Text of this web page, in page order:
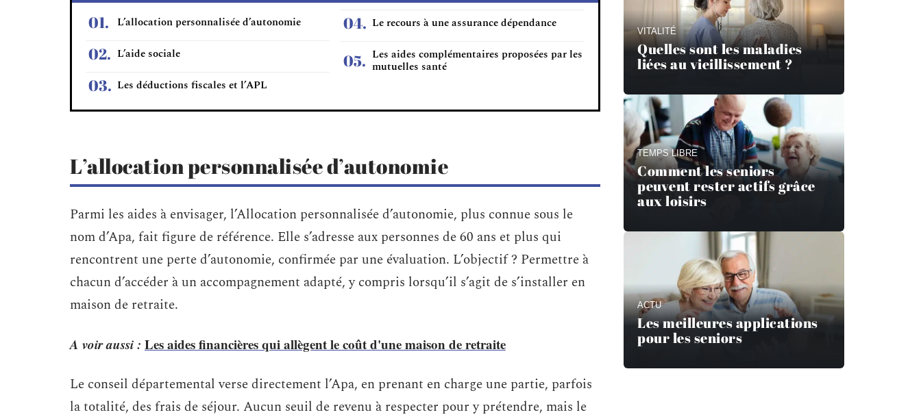
L’allocation personnalisée d’autonomie
L’aide sociale
Les déductions fiscales et l’APL
Le recours à une assurance dépendance
Les aides complémentaires proposées par les
mutuelles santé
L’allocation personnalisée d’autonomie
Parmi les aides à envisager, l’Allocation personnalisée d’autonomie, plus connue sous le
nom d’Apa, fait figure de référence. Elle s’adresse aux personnes de 60 ans et plus qui
rencontrent une perte d’autonomie, confirmée par une évaluation. L’objectif ? Permettre à
chacun d’accéder à un accompagnement adapté, y compris lorsqu’il s’agit de s’installer en
maison de retraite.
A voir aussi : Les aides financières qui allègent le coût d'une maison de retraite
Le conseil départemental verse directement l’Apa, en prenant en charge une partie, parfois
la totalité, des frais de séjour. Aucun seuil de revenu à respecter pour y prétendre, mais le
VITALITÉ
Quelles sont les maladies
liées au vieillissement ?
TEMPS LIBRE
Comment les seniors
peuvent rester actifs grâce
aux loisirs
ACTU
Les meilleures applications
pour les seniors